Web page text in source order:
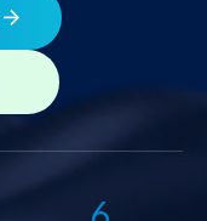
arrow_forward